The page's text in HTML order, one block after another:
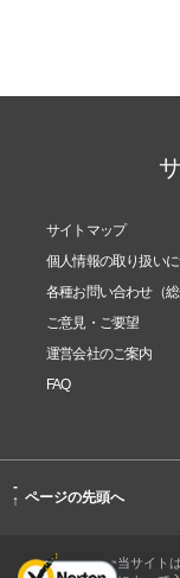
サイトマップ
個人情報の取り扱い
各種お問い合わせ（総
ご意見・ご要望
運営会社のご案内
FAQ
-
↑ ページの先頭へ
当サイト